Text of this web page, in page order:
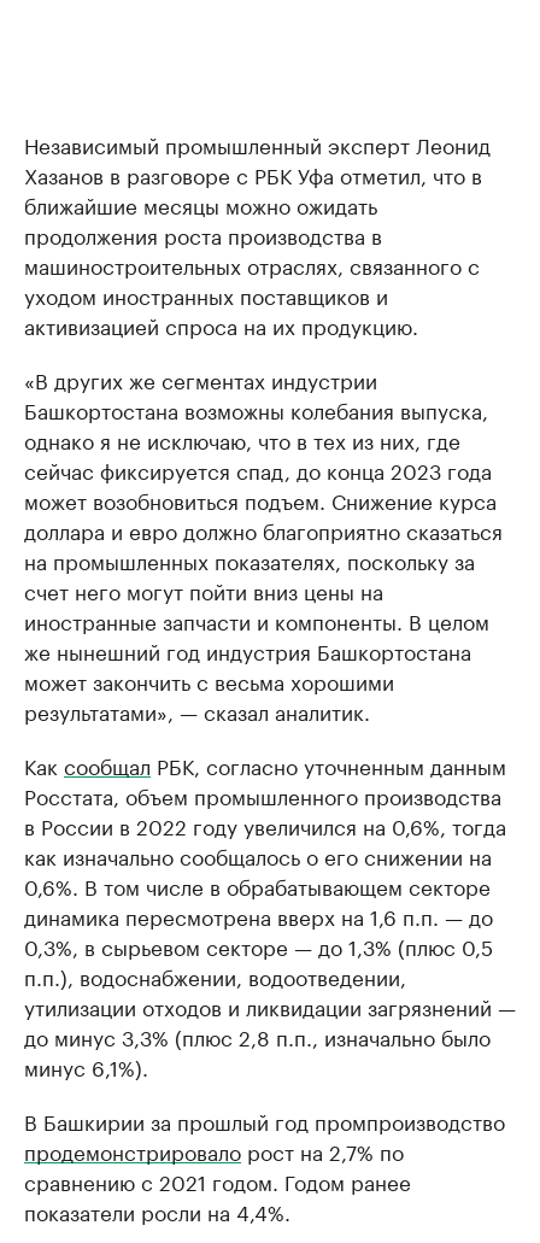
Независимый промышленный эксперт Леонид
Хазанов в разговоре с РБК Уфа отметил, что в
ближайшие месяцы можно ожидать
продолжения роста производства в
машиностроительных отраслях, связанного с
уходом иностранных поставщиков и
активизацией спроса на их продукцию.
«В других же сегментах индустрии
Башкортостана возможны колебания выпуска,
однако я не исключаю, что в тех из них, где
сейчас фиксируется спад, до конца 2023 года
может возобновиться подъем. Снижение курса
доллара и евро должно благоприятно сказаться
на промышленных показателях, поскольку за
счет него могут пойти вниз цены на
иностранные запчасти и компоненты. В целом
же нынешний год индустрия Башкортостана
может закончить с весьма хорошими
результатами», — сказал аналитик.
Как сообщал РБК, согласно уточненным данным
Росстата, объем промышленного производства
в России в 2022 году увеличился на 0,6%, тогда
как изначально сообщалось о его снижении на
0,6%. В том числе в обрабатывающем секторе
динамика пересмотрена вверх на 1,6 п.п. — до
0,3%, в сырьевом секторе — до 1,3% (плюс 0,5
п.п.), водоснабжении, водоотведении,
утилизации отходов и ликвидации загрязнений —
до минус 3,3% (плюс 2,8 п.п., изначально было
минус 6,1%).
В Башкирии за прошлый год промпроизводство
продемонстрировало рост на 2,7% по
сравнению с 2021 годом. Годом ранее
показатели росли на 4,4%.